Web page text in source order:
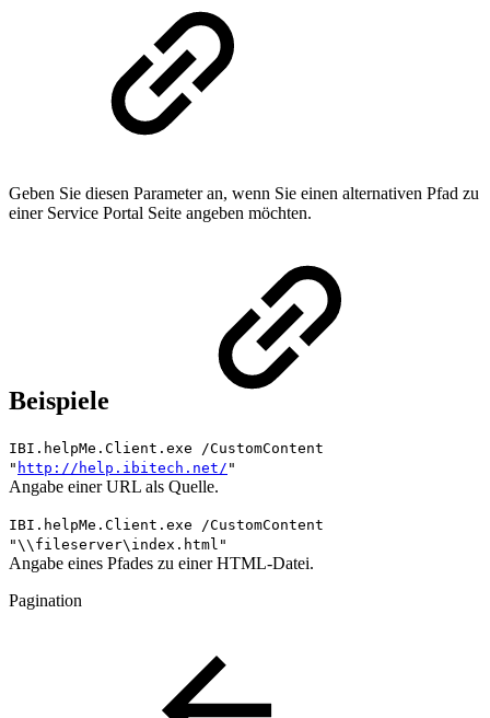
Geben Sie diesen Parameter an, wenn Sie einen alternativen Pfad zu
einer Service Portal Seite angeben möchten.
Beispiele
IBI.helpMe.Client.exe /CustomContent
" http://help.ibitech.net/ "
Angabe einer URL als Quelle.
IBI.helpMe.Client.exe /CustomContent
"\\fileserver\index.html"
Angabe eines Pfades zu einer HTML-Datei.
Pagination